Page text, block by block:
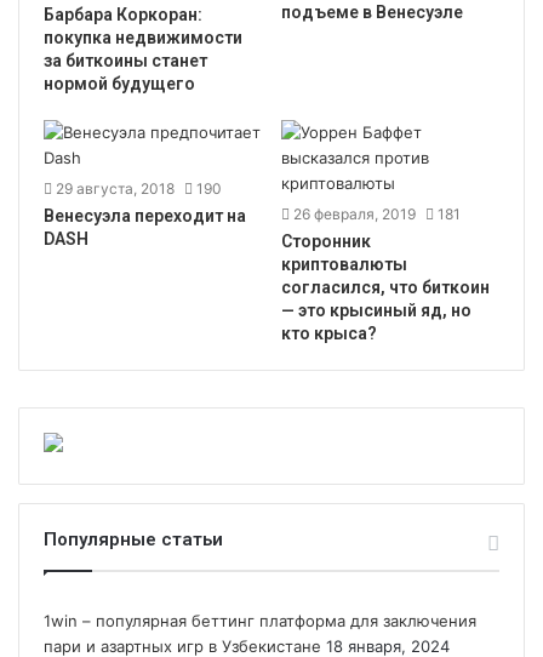
Барбара Коркоран:
покупка недвижимости
за биткоины станет
нормой будущего
подъеме в Венесуэле
29 августа, 2018 190
Венесуэла переходит на
DASH
26 февраля, 2019 181
Сторонник
криптовалюты
согласился, что биткоин
— это крысиный яд, но
кто крыса?
Популярные статьи
1win – популярная беттинг платформа для заключения
пари и азартных игр в Узбекистане 18 января, 2024